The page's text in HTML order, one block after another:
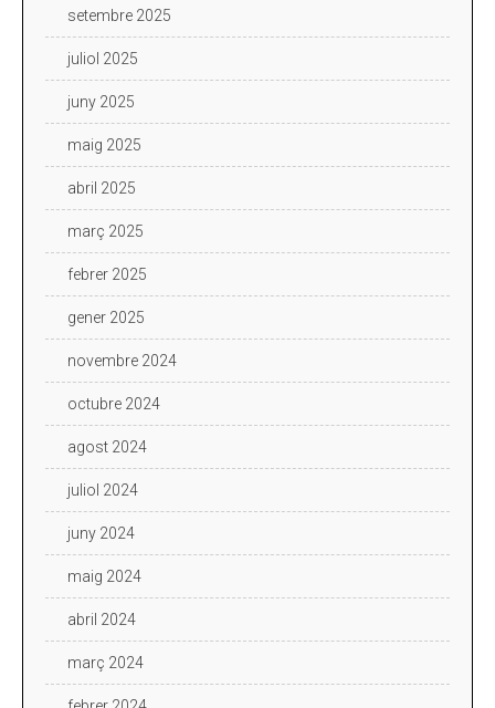
setembre 2025
juliol 2025
juny 2025
maig 2025
abril 2025
març 2025
febrer 2025
gener 2025
novembre 2024
octubre 2024
agost 2024
juliol 2024
juny 2024
maig 2024
abril 2024
març 2024